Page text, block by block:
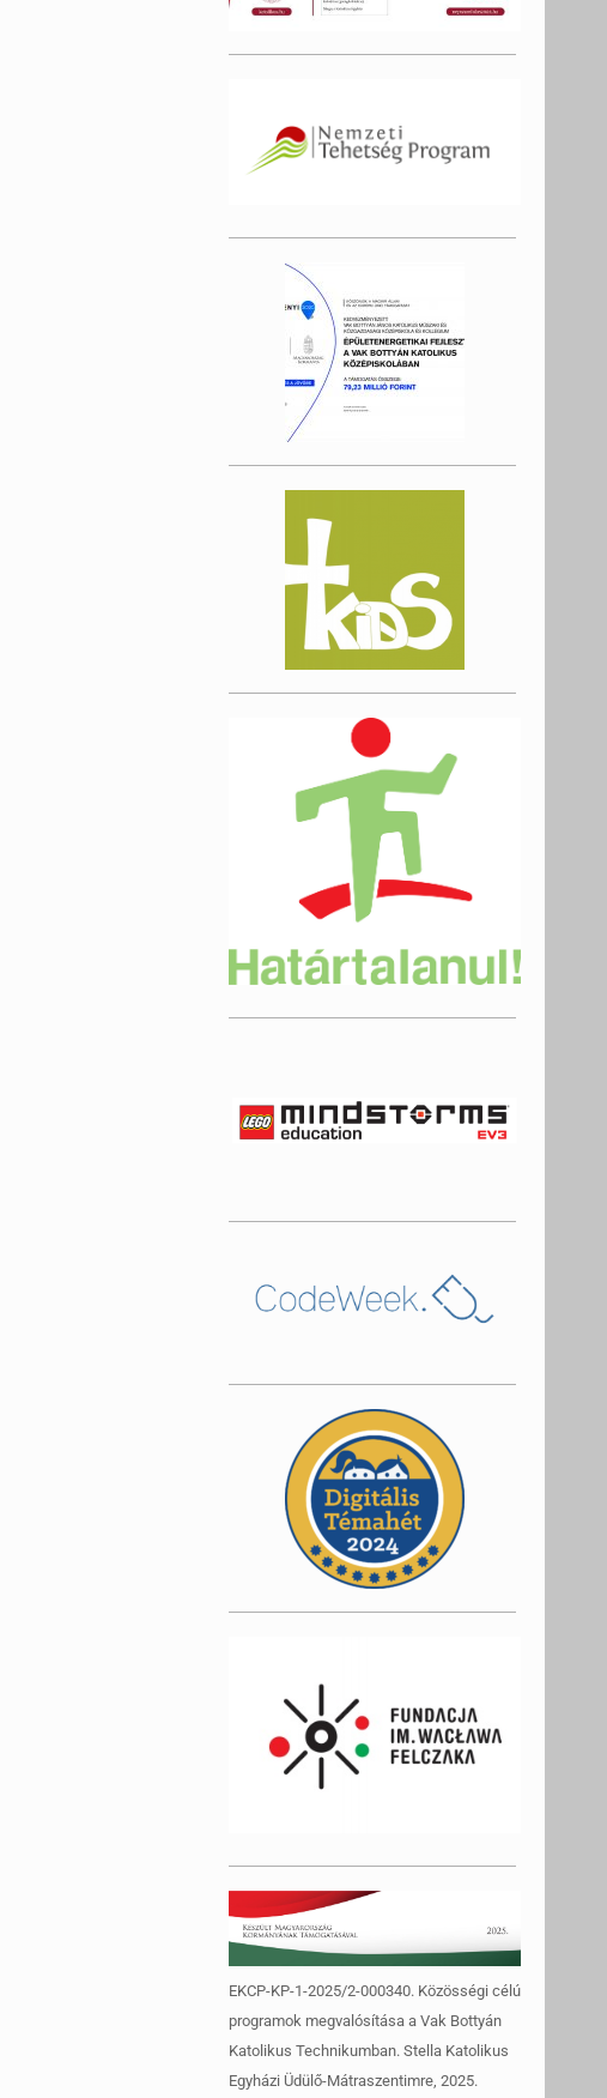
EKCP-KP-1-2025/2-000340. Közösségi célú
programok megvalósítása a Vak Bottyán
Katolikus Technikumban. Stella Katolikus
Egyházi Üdülő-Mátraszentimre, 2025.